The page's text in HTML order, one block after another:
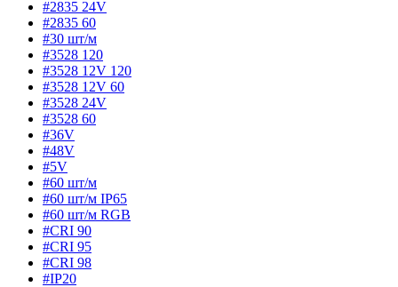
#2835 24V
#2835 60
#30 шт/м
#3528 120
#3528 12V 120
#3528 12V 60
#3528 24V
#3528 60
#36V
#48V
#5V
#60 шт/м
#60 шт/м IP65
#60 шт/м RGB
#CRI 90
#CRI 95
#CRI 98
#IP20